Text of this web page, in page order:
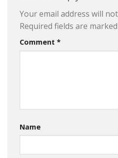
Your email address will
Required fields are marked
Comment *
Name